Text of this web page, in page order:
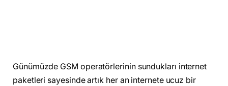
Günümüzde GSM operatörlerinin sundukları internet
paketleri sayesinde artık her an internete ucuz bir